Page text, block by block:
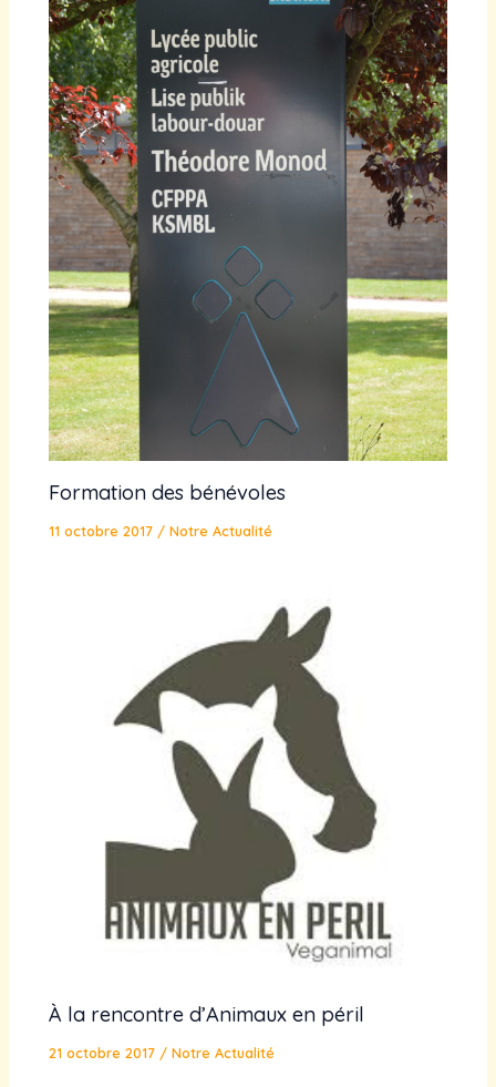
Formation des bénévoles
11 octobre 2017 /Notre Actualité
À la rencontre d’Animaux en péril
21 octobre 2017 /Notre Actualité